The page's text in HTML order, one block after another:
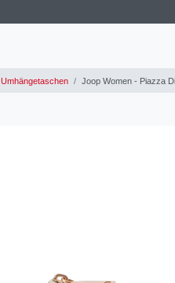
Umhängetaschen Joop Women - Piazza